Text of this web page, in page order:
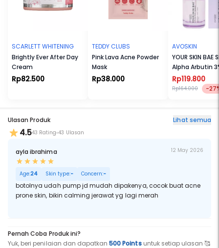
SCARLETT WHITENING
Brightly Ever After Day
Cream
Rp82.500
TEDDY CLUBS
Pink Lava Acne Powder
Mask
Rp38.000
AVOSKIN
YOUR SKIN BAE
Alpha Arbutin
Grapeseed
Rp119.800
Rp164.000 -
Ulasan Produk Lihat semua
4.543 Rating 43 Ulasan
ayla ibrahima 12 May 2026
Age:24 Skin type:- Concern:-
botolnya udah pump jd mudah dipakenya, cocok buat acne
prone skin, bikin calming jerawat yg lagi merah
Pernah Coba Produk ini?
Yuk, beri penilaian dan dapatkan500 Pointsuntuk setiap ulasan 🥰